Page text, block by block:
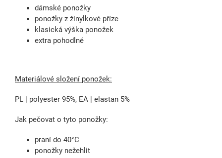
dámské ponožky
ponožky z žinylkové příze
klasická výška ponožek
extra pohodlné
Materiálové složení ponožek:
PL | polyester 95%, EA | elastan 5%
Jak pečovat o tyto ponožky:
praní do 40°C
ponožky nežehlit